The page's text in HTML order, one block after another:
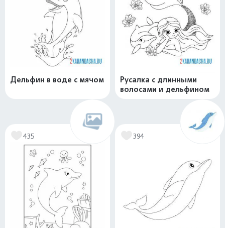
Дельфин в воде с мячом
Русалка с длинными
волосами и дельфином
435 394